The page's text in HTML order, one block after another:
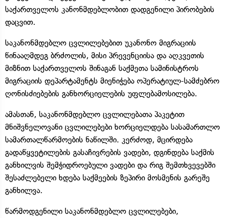
საქართველოს კანონმდებლობით დადგენილი პირობების
დაცვით.
საკანონმდებლო ცვლილებებით უკანონო მიგრაციის
წინააღმდეგ ბრძოლის, მისი პრევენციისა და აღკვეთის
მიზნით საქართველოს შინაგან საქმეთა სამინისტროს
მიგრაციის დეპარტამენტს მიენიჭება ოპერატიულ-სამძებრო
ღონისძიებების განხორციელების უფლებამოსილება.
ამასთან, საკანონმდებლო ცვლილებათა პაკეტით
მნიშვნელოვანი ცვლილებები ხორციელდება სასამართლო
სამართალწარმოების ნაწილში. კერძოდ, მცირდება
გადაწყვეტილების გასაჩივრების ვადები, დგინდება საქმის
განხილვის შემჭიდროებული ვადები და რიგ შემთხვევებში
შესაძლებელი ხდება საქმეების ზეპირი მოსმენის გარეშე
განხილვა.
წარმოდგენილი საკანონმდებლო ცვლილებები,